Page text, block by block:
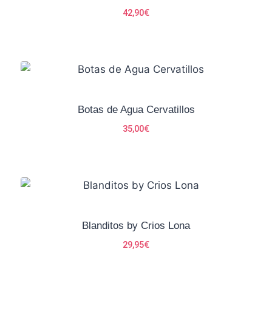
42,90€
Botas de Agua Cervatillos
35,00€
Blanditos by Crios Lona
29,95€